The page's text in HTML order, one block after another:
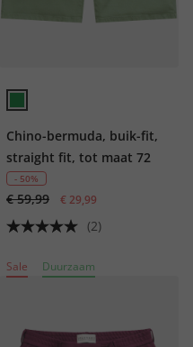
Chino-bermuda, buik-fit,
straight fit, tot maat 72
- 50%
€ 59,99 € 29,99
(2)
Sale Duurzaam